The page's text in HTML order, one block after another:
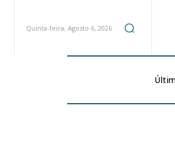
Quinta-feira, Agosto 6, 2026